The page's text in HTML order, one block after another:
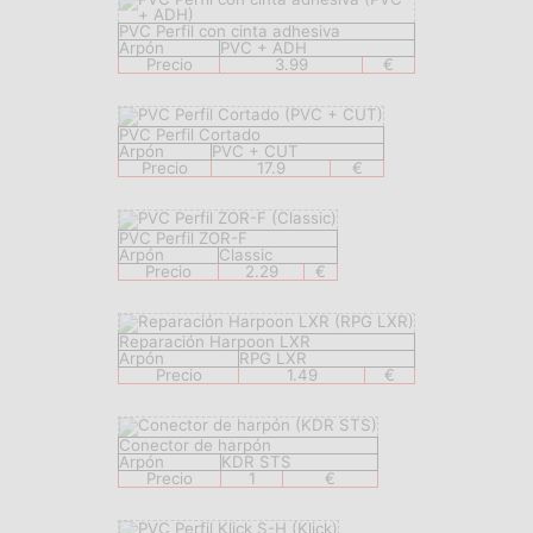
PVC Perfil con cinta adhesiva
Arpón
PVC + ADH
Precio
3.99 €
PVC Perfil Cortado
Arpón
PVC + CUT
Precio
17.9 €
PVC Perfil ZOR-F
Arpón
Classic
Precio
2.29 €
Reparación Harpoon LXR
Arpón
RPG LXR
Precio
1.49 €
Conector de harpón
Arpón
KDR STS
Precio
1 €